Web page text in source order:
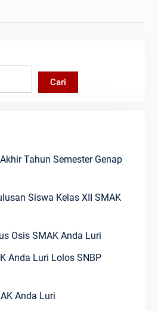
Cari
Tahun Semester Genap
Siswa Kelas XII SMAK
Osis SMAK Anda Luri
Anda Luri Lolos SNBP
Anda Luri